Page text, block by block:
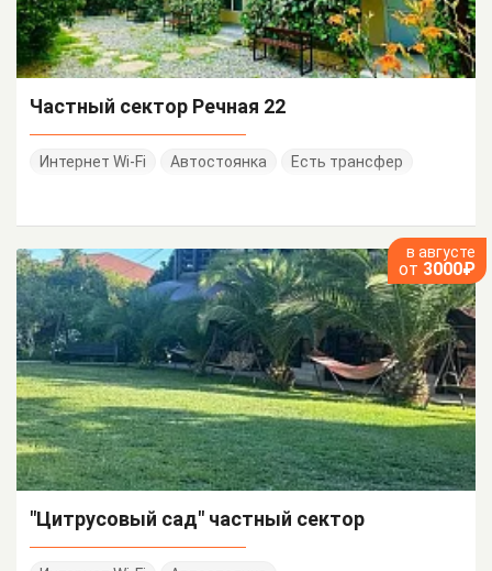
Частный сектор Речная 22
Интернет Wi-Fi Автостоянка Есть трансфер
в августе
от 3000₽
"Цитрусовый сад" частный сектор